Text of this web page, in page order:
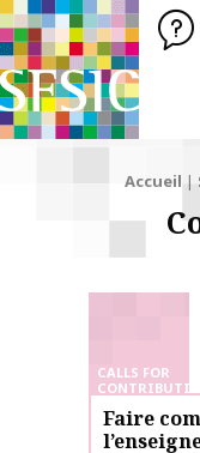
SFSIC Société
Accueil |
CALLS FOR
Faire